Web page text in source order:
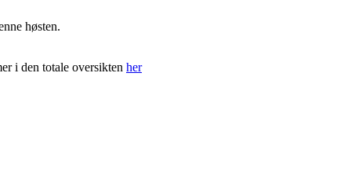
høsten.
i den totale oversikten her